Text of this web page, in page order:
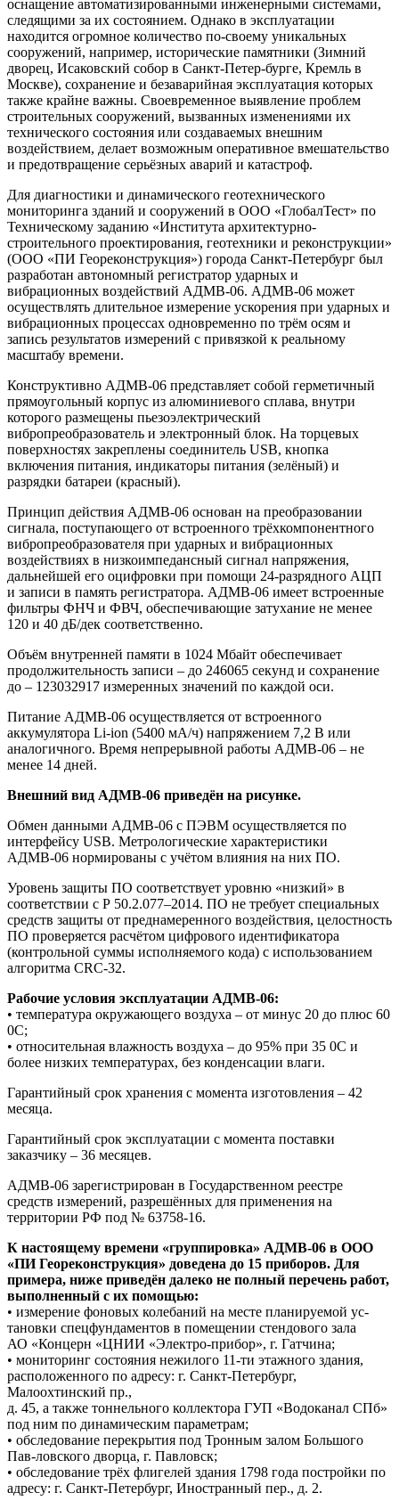
оснащение автоматизированными инженерными системами,
следящими за их состоянием. Однако в эксплуатации
находится огромное количество по-своему уникальных
сооружений, например, исторические памятники (Зимний
дворец, Исаковский собор в Санкт-Петер-бурге, Кремль в
Москве), сохранение и безаварийная эксплуатация которых
также крайне важны. Своевременное выявление проблем
строительных сооружений, вызванных изменениями их
технического состояния или создаваемых внешним
воздействием, делает возможным оперативное вмешательство
и предотвращение серьёзных аварий и катастроф.
Для диагностики и динамического геотехнического
мониторинга зданий и сооружений в ООО «ГлобалТест» по
Техническому заданию «Института архитектурно-
строительного проектирования, геотехники и реконструкции»
(ООО «ПИ Геореконструкция») города Санкт-Петербург был
разработан автономный регистратор ударных и
вибрационных воздействий АДМВ-06. АДМВ-06 может
осуществлять длительное измерение ускорения при ударных и
вибрационных процессах одновременно по трём осям и
запись результатов измерений с привязкой к реальному
масштабу времени.
Конструктивно АДМВ-06 представляет собой герметичный
прямоугольный корпус из алюминиевого сплава, внутри
которого размещены пьезоэлектрический
вибропреобразователь и электронный блок. На торцевых
поверхностях закреплены соединитель USB, кнопка
включения питания, индикаторы питания (зелёный) и
разрядки батареи (красный).
Принцип действия АДМВ-06 основан на преобразовании
сигнала, поступающего от встроенного трёхкомпонентного
вибропреобразователя при ударных и вибрационных
воздействиях в низкоимпедансный сигнал напряжения,
дальнейшей его оцифровки при помощи 24-разрядного АЦП
и записи в память регистратора. АДМВ-06 имеет встроенные
фильтры ФНЧ и ФВЧ, обеспечивающие затухание не менее
120 и 40 дБ/дек соответственно.
Объём внутренней памяти в 1024 Мбайт обеспечивает
продолжительность записи – до 246065 секунд и сохранение
до – 123032917 измеренных значений по каждой оси.
Питание АДМВ-06 осуществляется от встроенного
аккумулятора Li-ion (5400 мА/ч) напряжением 7,2 В или
аналогичного. Время непрерывной работы АДМВ-06 – не
менее 14 дней.
Внешний вид АДМВ-06 приведён на рисунке.
Обмен данными АДМВ-06 с ПЭВМ осуществляется по
интерфейсу USB. Метрологические характеристики
АДМВ-06 нормированы с учётом влияния на них ПО.
Уровень защиты ПО соответствует уровню «низкий» в
соответствии с Р 50.2.077–2014. ПО не требует специальных
средств защиты от преднамеренного воздействия, целостность
ПО проверяется расчётом цифрового идентификатора
(контрольной суммы исполняемого кода) с использованием
алгоритма CRС-32.
Рабочие условия эксплуатации АДМВ-06:
• температура окружающего воздуха – от минус 20 до плюс 60
0С;
• относительная влажность воздуха – до 95% при 35 0С и
более низких температурах, без конденсации влаги.
Гарантийный срок хранения с момента изготовления – 42
месяца.
Гарантийный срок эксплуатации с момента поставки
заказчику – 36 месяцев.
АДМВ-06 зарегистрирован в Государственном реестре
средств измерений, разрешённых для применения на
территории РФ под № 63758-16.
К настоящему времени «группировка» АДМВ-06 в ООО
«ПИ Геореконструкция» доведена до 15 приборов. Для
примера, ниже приведён далеко не полный перечень работ,
выполненный с их помощью:
• измерение фоновых колебаний на месте планируемой ус-
тановки спецфундаментов в помещении стендового зала
АО «Концерн «ЦНИИ «Электро-прибор», г. Гатчина;
• мониторинг состояния нежилого 11-ти этажного здания,
расположенного по адресу: г. Санкт-Петербург,
Малоохтинский пр.,
д. 45, а также тоннельного коллектора ГУП «Водоканал СПб»
под ним по динамическим параметрам;
• обследование перекрытия под Тронным залом Большого
Пав-ловского дворца, г. Павловск;
• обследование трёх флигелей здания 1798 года постройки по
адресу: г. Санкт-Петербург, Иностранный пер., д. 2.